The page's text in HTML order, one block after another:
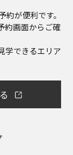
が便利です。
約画面からご確
学できるエリア